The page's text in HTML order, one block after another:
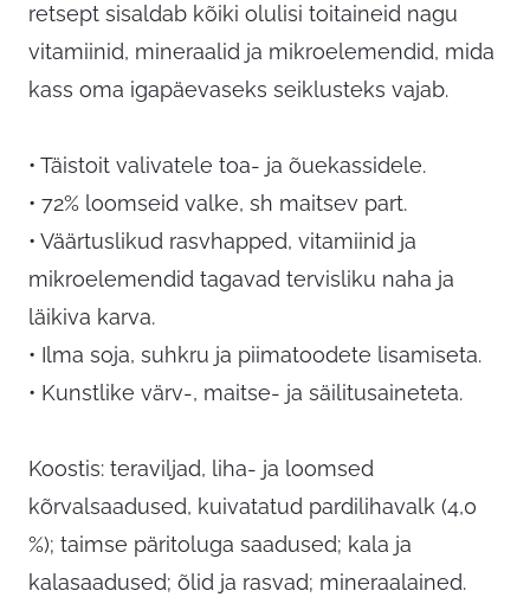
retsept sisaldab kõiki olulisi toitaineid nagu
vitamiinid, mineraalid ja mikroelemendid, mida
kass oma igapäevaseks seiklusteks vajab.
• Täistoit valivatele toa- ja õuekassidele.
• 72% loomseid valke, sh maitsev part.
• Väärtuslikud rasvhapped, vitamiinid ja
mikroelemendid tagavad tervisliku naha ja
läikiva karva.
• Ilma soja, suhkru ja piimatoodete lisamiseta.
• Kunstlike värv-, maitse- ja säilitusaineteta.
Koostis: teraviljad, liha- ja loomsed
kõrvalsaadused, kuivatatud pardilihavalk (4,0
%); taimse päritoluga saadused; kala ja
kalasaadused; õlid ja rasvad; mineraalained.